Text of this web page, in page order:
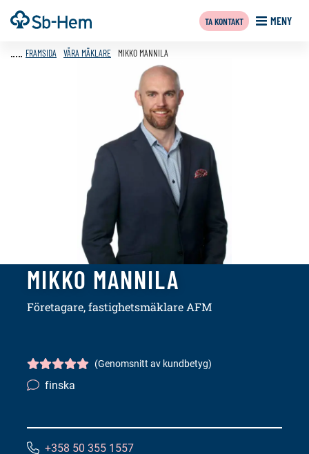
Till
innehållet
Framsida MENY
TA KONTAKT
FRAMSIDA VÅRA MÄKLARE MIKKO MANNILA
MIKKO MANNILA
Företagare, fastighetsmäklare AFM
Kundbetyg
5/5
(Genomsnitt av kundbetyg)
Språkkunskaper:
finska
+358 50 355 1557